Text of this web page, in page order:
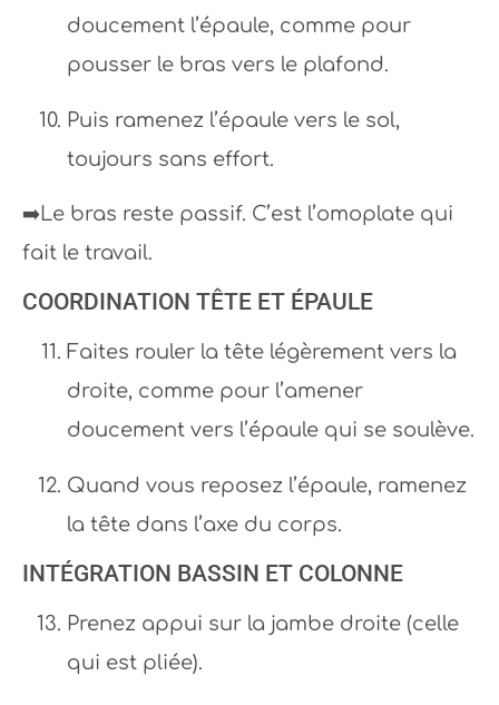
doucement l’épaule, comme pour
pousser le bras vers le plafond.
Puis ramenez l’épaule vers le sol,
toujours sans effort.
➡️Le bras reste passif. C’est l’omoplate qui
fait le travail.
COORDINATION TÊTE ET ÉPAULE
Faites rouler la tête légèrement vers la
droite, comme pour l’amener
doucement vers l’épaule qui se soulève.
Quand vous reposez l’épaule, ramenez
la tête dans l’axe du corps.
INTÉGRATION BASSIN ET COLONNE
Prenez appui sur la jambe droite (celle
qui est pliée).